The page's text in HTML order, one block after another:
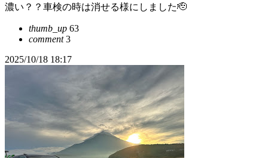
濃い？？車検の時は消せる様にしました🫡
thumb_up 63
comment3
2025/10/18 18:17